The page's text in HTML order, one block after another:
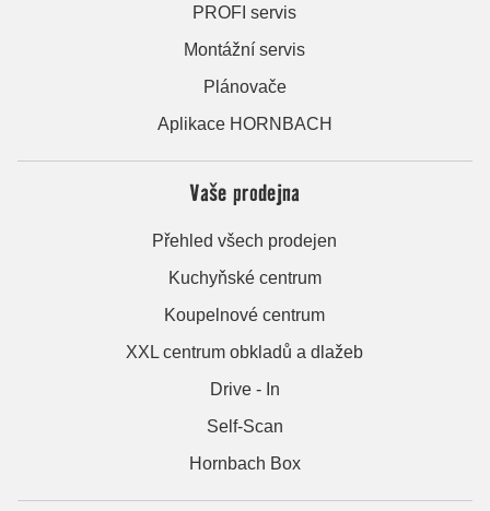
PROFI servis
Montážní servis
Plánovače
Aplikace HORNBACH
Vaše prodejna
Přehled všech prodejen
Kuchyňské centrum
Koupelnové centrum
XXL centrum obkladů a dlažeb
Drive - In
Self-Scan
Hornbach Box